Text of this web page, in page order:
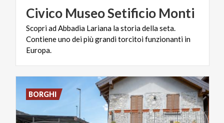
Civico MuseoSetificio Monti
Scopri ad Abbadia Lariana la storia della seta.
Contiene uno dei più grandi torcitoi funzionanti in
Europa.
BORGHI